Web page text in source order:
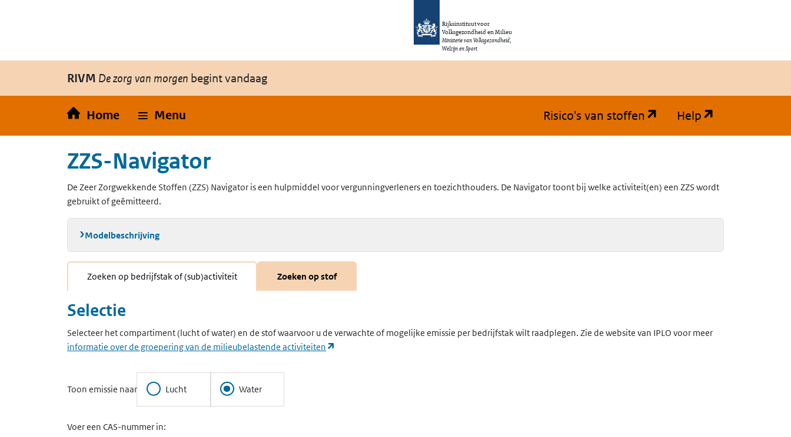
Rijksinstituut voor
Volksgezondheid en Milieu
Ministerie van Volksgezondheid,
Welzijn en Sport
RIVM De zorg van morgen begint vandaag
Home Menu Risico's van stoffen (opent in een nieuw
Help
ZZS-Navigator
De Zeer Zorgwekkende Stoffen (ZZS) Navigator is een hulpmiddel voor vergunningverleners en toezichthouders. De Navigator toont bij welke activiteit(en) een ZZS wordt
gebruikt of geëmitteerd.
Modelbeschrijving
Zoeken op bedrijfstak of (sub)activiteit Zoeken op stof
Selectie
Selecteer het compartiment (lucht of water) en de stof waarvoor u de verwachte of mogelijke emissie per bedrijfstak wilt raadplegen. Zie de website van IPLO voor meer
informatie over de groepering van de milieubelastende activiteiten
Toon emissie naar Lucht Water
Voer een CAS-nummer in: